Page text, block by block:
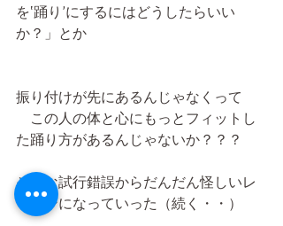
を‛踊り’にするにはどうしたらいい
か？」とか
振り付けが先にあるんじゃなくって
この人の体と心にもっとフィットし
た踊り方があるんじゃないか？？？
そんな試行錯誤からだんだん怪しいレ
ッスンになっていった（続く・・）